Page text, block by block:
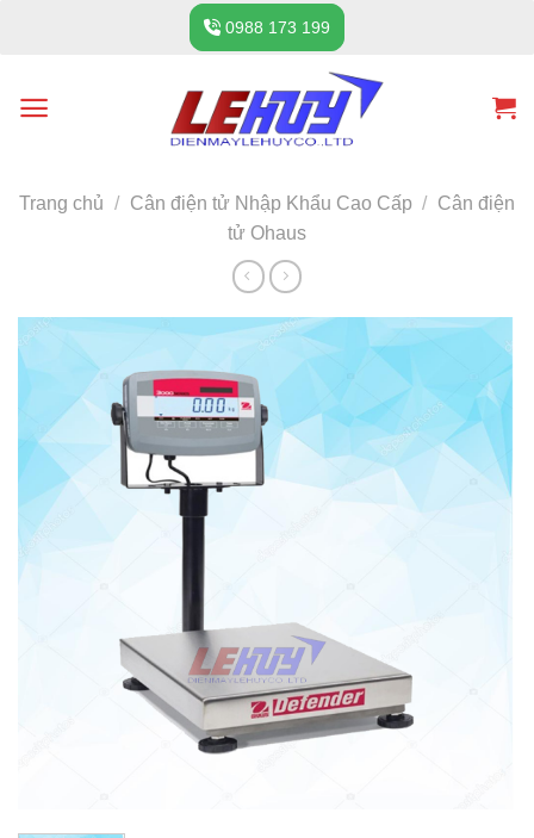
0988 173 199
Trang chủ / Cân điện tử Nhập Khẩu Cao Cấp / Cân điện
tử Ohaus